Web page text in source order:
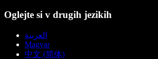
Oglejte si v drugih jezikih
العربية
Magyar
中文 (简体)